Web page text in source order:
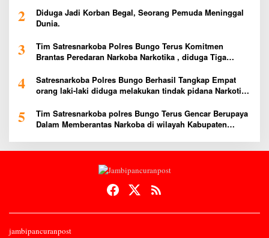
2
Diduga Jadi Korban Begal, Seorang Pemuda Meninggal
Dunia.
3
Tim Satresnarkoba Polres Bungo Terus Komitmen
Brantas Peredaran Narkoba Narkotika , diduga Tiga
4
Satresnarkoba Polres Bungo Berhasil Tangkap Empat
orang laki-laki diduga melakukan tindak pidana Narkotika
5
Tim Satresnarkoba polres Bungo Terus Gencar Berupaya
Dalam Memberantas Narkoba di wilayah Kabupaten
jambipancuranpost